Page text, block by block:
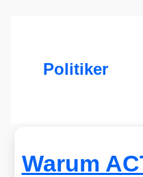
Politiker
Warum